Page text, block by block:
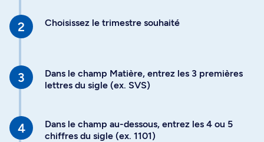
Choisissez le trimestre souhaité
Dans le champ Matière, entrez les 3 premières
lettres du sigle (ex. SVS)
Dans le champ au-dessous, entrez les 4 ou 5
chiffres du sigle (ex. 1101)